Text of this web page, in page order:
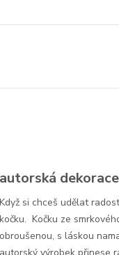
autorská dekorace
Když si chceš udělat
kočku. Kočku ze
obroušenou, s láskou